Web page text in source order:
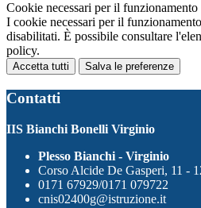
Cookie necessari per il funzionamento
I cookie necessari per il
disabilitati. È possibile consultare
policy.
Accetta tutti Salva le preferenze
Contatti
IIS Bianchi Bonelli Virginio
Plesso Bianchi - Virginio
Corso Alcide De Gasperi, 11 -
0171 67929/0171 079722
cnis02400g@istruzione.it